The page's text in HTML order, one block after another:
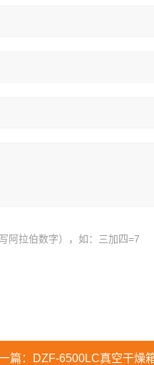
阿拉伯数字），如：三加四=7
篇： DZF-6500LC真空干燥